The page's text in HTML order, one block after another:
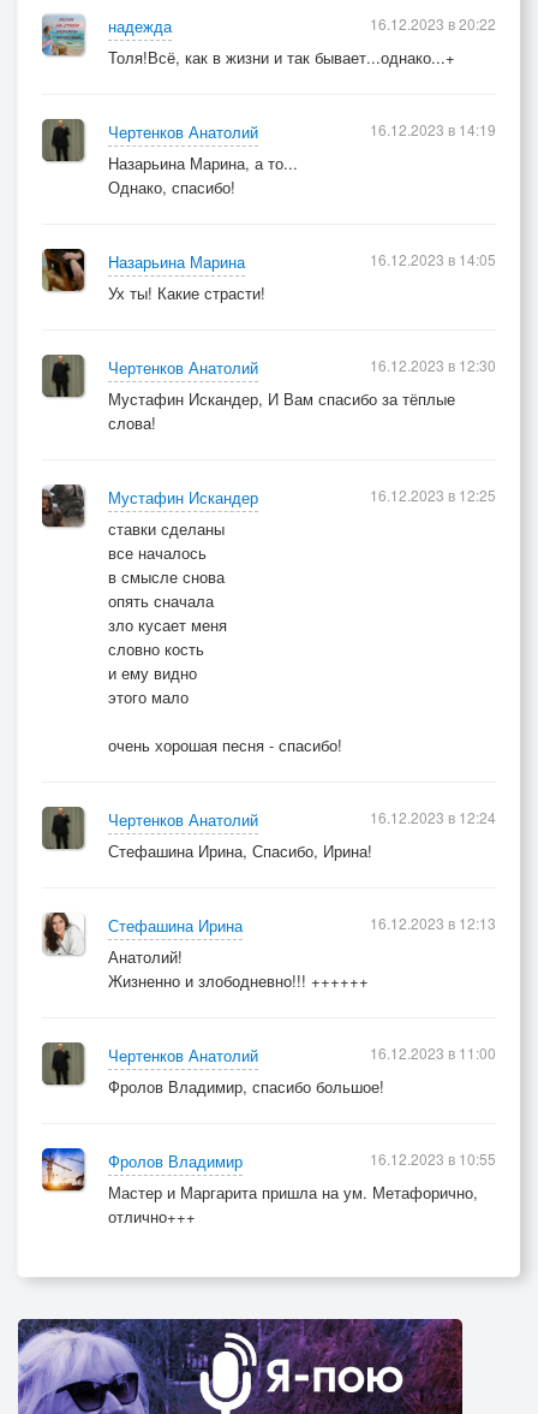
надежда
Толя!Всё, как в жизни и так бывает...однако...+
16.12.2023 в 20:22
Чертенков Анатолий
Назарьина Марина, а то...
Однако, спасибо!
16.12.2023 в 14:19
Назарьина Марина
Ух ты! Какие страсти!
16.12.2023 в 14:05
Чертенков Анатолий
Мустафин Искандер, И Вам спасибо за тёплые
слова!
16.12.2023 в 12:30
Мустафин Искандер
ставки сделаны
все началось
в смысле снова
опять сначала
зло кусает меня
словно кость
и ему видно
этого мало
очень хорошая песня - спасибо!
16.12.2023 в 12:25
Чертенков Анатолий
Стефашина Ирина, Спасибо, Ирина!
16.12.2023 в 12:24
Стефашина Ирина
Анатолий!
Жизненно и злободневно!!! ++++++
16.12.2023 в 12:13
Чертенков Анатолий
Фролов Владимир, спасибо большое!
16.12.2023 в 11:00
Фролов Владимир
Мастер и Маргарита пришла на ум. Метафорично,
отлично+++
16.12.2023 в 10:55